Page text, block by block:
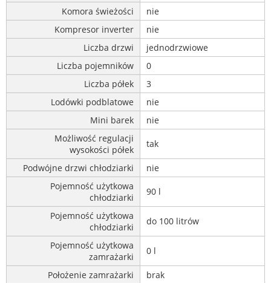
Komora świeżości
nie
Kompresor inverter
nie
Liczba drzwi
jednodrzwiowe
Liczba pojemników
0
Liczba półek
3
Lodówki podblatowe
nie
Mini barek
nie
Możliwość regulacji
wysokości półek
tak
Podwójne drzwi chłodziarki
nie
Pojemność użytkowa
chłodziarki
90 l
Pojemność użytkowa
chłodziarki
do 100 litrów
Pojemność użytkowa
zamrażarki
0 l
Położenie zamrażarki
brak